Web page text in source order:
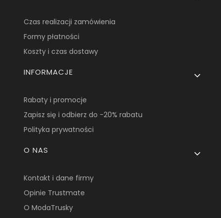
Czas realizacji zamówienia
Formy płatności
Koszty i czas dostawy
INFORMACJE
Rabaty i promocje
Zapisz się i odbierz do -20% rabatu
Polityka prywatności
O NAS
Kontakt i dane firmy
Opinie Trustmate
O ModaTrusky